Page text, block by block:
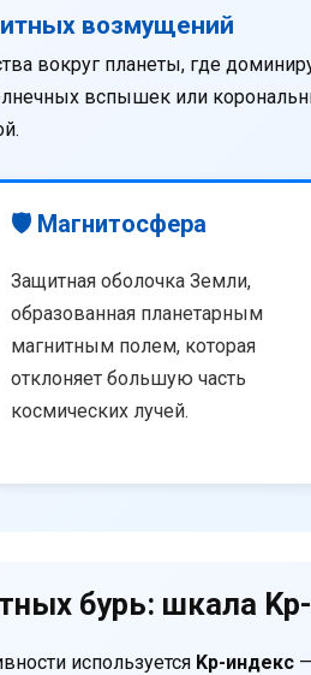
возмущений
вокруг планеты, где
вспышек или
🛡️ Магнитосфера
Защитная оболочка Земли,
образованная планетарным
магнитным полем, которая
отклоняет большую часть
космических лучей.
бурь: шкала
используется Kp-индекс